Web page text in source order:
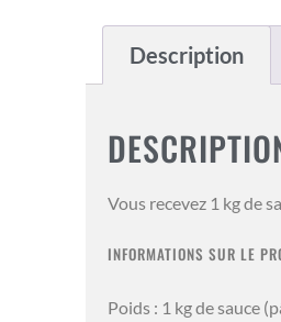
Description
Vous recevez 1 kg de
INFORMATIONS SUR LE
Poids : 1 kg de sauce